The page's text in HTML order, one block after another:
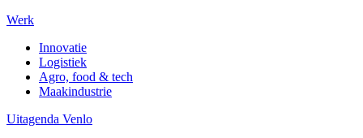
Werk
Innovatie
Logistiek
Agro, food & tech
Maakindustrie
Uitagenda Venlo